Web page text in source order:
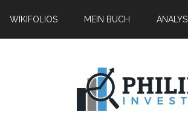
WIKIFOLIOS MEIN BUCH